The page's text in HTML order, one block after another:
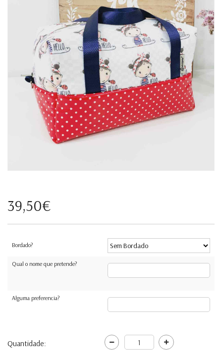
39,50€
Bordado?
Qual o nome que pretende?
Alguma preferencia?
Quantidade: